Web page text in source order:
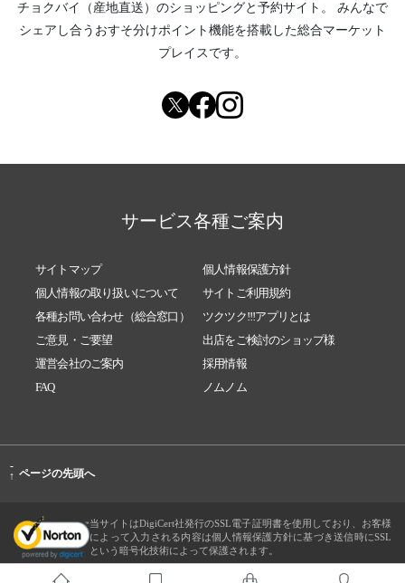
チョクバイ（産地直送） のショッピングと予約サイト。
みんなで
シェアし合う おすそ分けポイント機能を搭載した総合マーケット
プレイスです。
サービス各種ご案内
サイトマップ
個人情報保護方針
個人情報の取り扱いについて
サイトご利用規約
各種お問い合わせ（総合窓口）
ツクツク!!!アプリとは
ご意見・ご要望
出店をご検討のショップ様
運営会社のご案内
採用情報
FAQ
ノムノム
-
↑ ページの先頭へ
当サイトはDigiCert社発行のSSL電子証明書を使用しており、お客様
によって入力される内容は個人情報保護方針に基づき送信時にSSL
という暗号化技術によって保護されます。